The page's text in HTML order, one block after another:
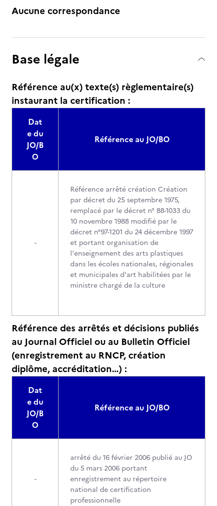
Aucune correspondance
Base légale
Référence au(x) texte(s) règlementaire(s)
instaurant la certification :
Dat
e du
JO/B
O
Référence au JO/BO
-
Référence arrêté création Création
par décret du 25 septembre 1975,
remplacé par le décret n° 88-1033 du
10 novembre 1988 modifié par le
décret n°97-1201 du 24 décembre 1997
et portant organisation de
l'enseignement des arts plastiques
dans les écoles nationales, régionales
et municipales d'art habilitées par le
ministre chargé de la culture
Référence des arrêtés et décisions publiés
au Journal Officiel ou au Bulletin Officiel
(enregistrement au RNCP, création
diplôme, accréditation…) :
Dat
e du
JO/B
O
Référence au JO/BO
-
arrêté du 16 février 2006 publié au JO
du 5 mars 2006 portant
enregistrement au répertoire
national de certification
professionnelle